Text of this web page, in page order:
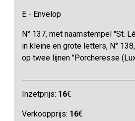
E - Envelop
N° 137, met naamstempel "St.
in kleine en grote letters, N°
op twee lijnen "Porcheresse
Inzetprijs: 16€
Verkoopprijs: 16€